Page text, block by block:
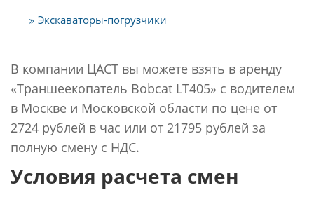
Экскаваторы-погрузчики
В компании ЦАСТ вы можете взять в аренду
«Траншеекопатель Bobcat LT405» с водителем
в Москве и Московской области по цене от
2724 рублей в час или от 21795 рублей за
полную смену с НДС.
Условия расчета смен